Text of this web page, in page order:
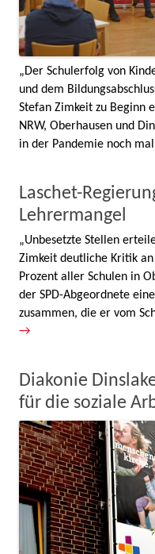
„Der Schulerfolg von
und dem
Stefan Zimkeit zu Beginn
NRW, Oberhausen und
in der Pandemie noch
Laschet-
Lehrermangel
„Unbesetzte Stellen
Zimkeit deutliche Kritik
Prozent aller Schulen in
der SPD-Abgeordnete
zusammen, die er vom
→
Diakonie
für die soziale